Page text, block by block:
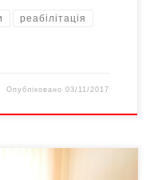
реабілітація
Опубліковано03/11/2017